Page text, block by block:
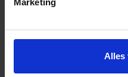
Alles